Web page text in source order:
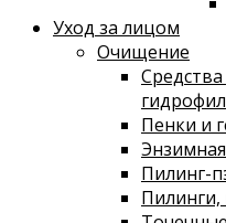
Уход за лицом
Очищение
Пенки и
Пилинг-
Пилинги,